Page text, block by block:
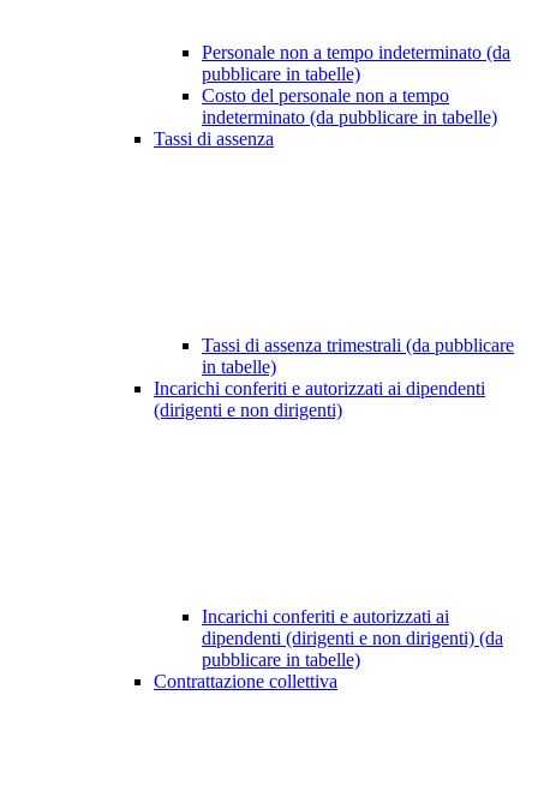
Personale non a tempo indeterminato (da
pubblicare in tabelle)
Costo del personale non a tempo
indeterminato (da pubblicare in tabelle)
Tassi di assenza
Tassi di assenza trimestrali (da pubblicare
in tabelle)
Incarichi conferiti e autorizzati ai dipendenti
(dirigenti e non dirigenti)
Incarichi conferiti e autorizzati ai
dipendenti (dirigenti e non dirigenti) (da
pubblicare in tabelle)
Contrattazione collettiva